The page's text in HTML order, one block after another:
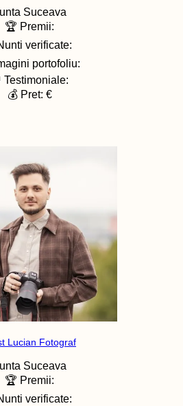
Suceava
🏆 Premii:
verificate:
portofoliu:
Testimoniale:
💰 Pret: €
Lucian Fotograf
Suceava
🏆 Premii:
verificate: